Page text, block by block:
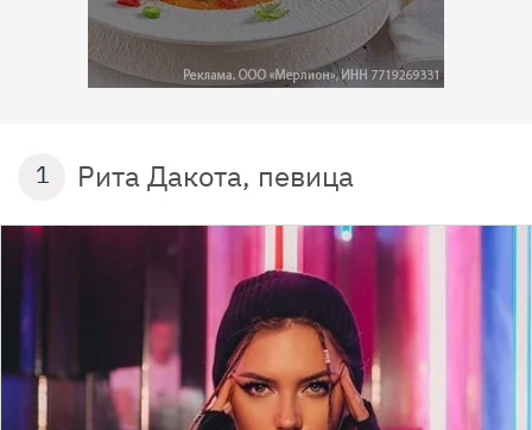
1 Рита Дакота, певица